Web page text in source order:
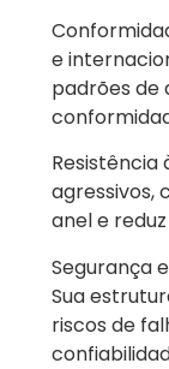
e
padrões de
Resistência
agressivos,
anel e
Segurança
Sua
riscos de